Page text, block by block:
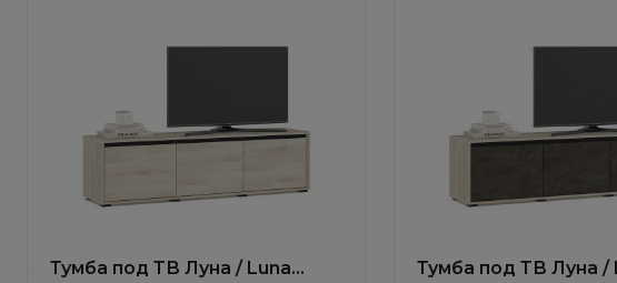
Тумба под ТВ Луна / Luna
Тумба под ТВ Луна /